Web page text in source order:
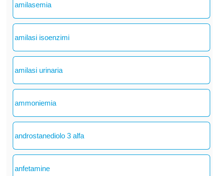
amilasemia
amilasi isoenzimi
amilasi urinaria
ammoniemia
androstanediolo 3 alfa
anfetamine